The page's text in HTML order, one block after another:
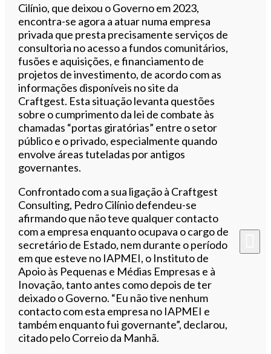
Cilínio, que deixou o Governo em 2023,
encontra-se agora a atuar numa empresa
privada que presta precisamente serviços de
consultoria no acesso a fundos comunitários,
fusões e aquisições, e financiamento de
projetos de investimento, de acordo com as
informações disponíveis no site da
Craftgest. Esta situação levanta questões
sobre o cumprimento da lei de combate às
chamadas “portas giratórias” entre o setor
público e o privado, especialmente quando
envolve áreas tuteladas por antigos
governantes.
Confrontado com a sua ligação à Craftgest
Consulting, Pedro Cilínio defendeu-se
afirmando que não teve qualquer contacto
com a empresa enquanto ocupava o cargo de
secretário de Estado, nem durante o período
em que esteve no IAPMEI, o Instituto de
Apoio às Pequenas e Médias Empresas e à
Inovação, tanto antes como depois de ter
deixado o Governo. “Eu não tive nenhum
contacto com esta empresa no IAPMEI e
também enquanto fui governante”, declarou,
citado pelo Correio da Manhã.